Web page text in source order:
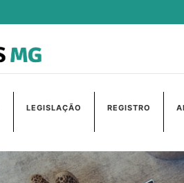
LEGISLAÇÃO REGISTRO